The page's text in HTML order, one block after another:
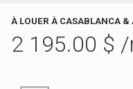
À LOUER À CASABLANCA
2 195.00 $ /